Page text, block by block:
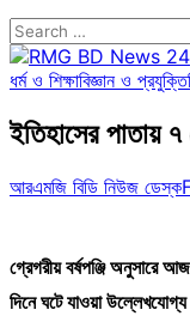
Search
for:
ধর্ম ও শিক্ষাবিজ্ঞান ও প্রযুক্তি
ইতিহাসের পাতায় ৭
আরএমজি বিডি নিউজ ডেস্ক
গ্রেগরীয় বর্ষপঞ্জি অনুসারে
দিনে ঘটে যাওয়া